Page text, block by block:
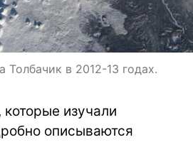
Толбачик в 2012-13 годах.
, которые изучали
описываются